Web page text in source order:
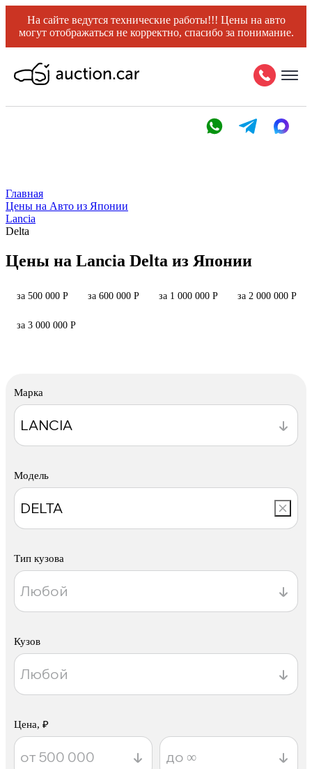
На сайте ведутся технические работы!!! Цены на авто
могут отображаться не корректно, спасибо за понимание.
Главная
Цены на Авто из Японии
Lancia
Delta
Цены на Lancia Delta из Японии
за 500 000 Р за 600 000 Р за 1 000 000 Р за 2 000 000 Р
за 3 000 000 Р
Марка
Модель
Тип кузова
Кузов
Цена, ₽